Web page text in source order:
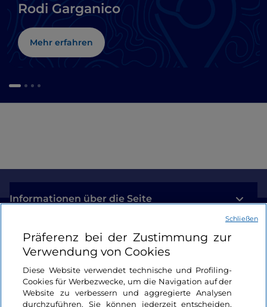
Rodi Garganico
Mehr erfahren
Informationen über die Seite
Nützliche Links
Login
Bleiben wir in Kontakt
Präferenz bei der Zustimmung zur
Verwendung von Cookies
Diese Website verwendet technische und Profiling-
Cookies für Werbezwecke, um die Navigation auf der
Website zu verbessern und aggregierte Analysen
durchzuführen. Sie können jederzeit entscheiden,
Schließen